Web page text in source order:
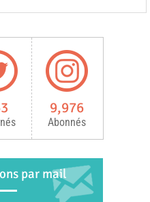
9,976
Abonnés
par mail